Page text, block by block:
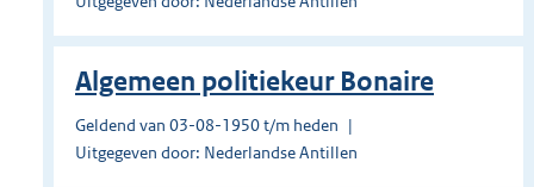
Algemeen politiekeur Bonaire
Geldend van 03-08-1950 t/m heden
Uitgegeven door: Nederlandse Antillen